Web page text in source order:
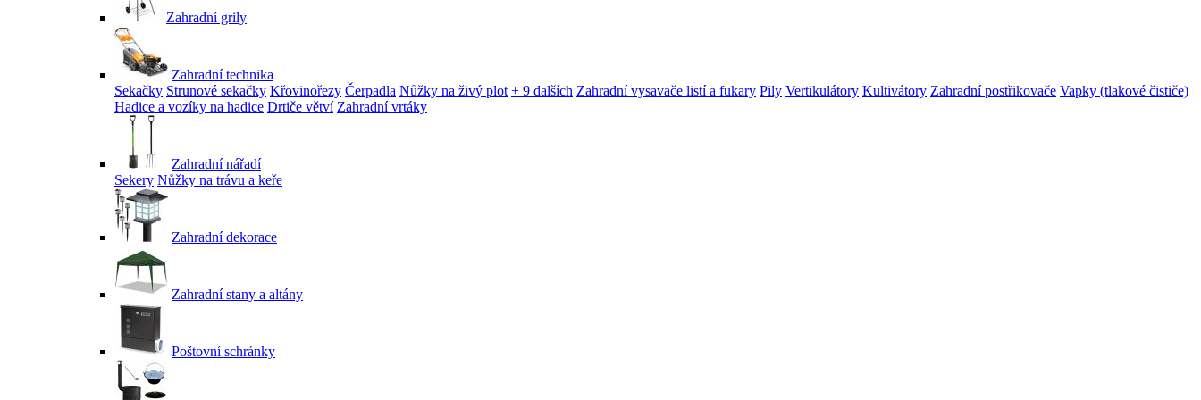
Zahradní grily
Zahradní technika
Sekačky Strunové sekačky Křovinořezy Čerpadla Nůžky na živý plot + 9 dalších Zahradní vysavače listí a fukary Pily Vertikulátory Kultivátory Zahradní postřikovače Vapky (tlakové čističe)
Hadice a vozíky na hadice Drtiče větví Zahradní vrtáky
Zahradní nářadí
Sekery Nůžky na trávu a keře
Zahradní dekorace
Zahradní stany a altány
Poštovní schránky